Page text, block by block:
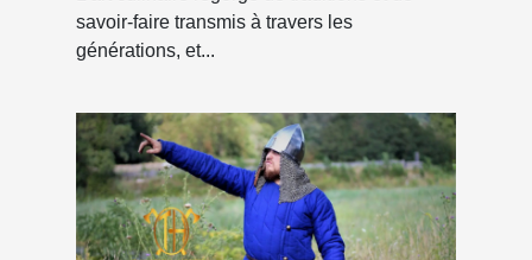
préparer la semoule de
couscous
savoir-faire transmis à travers les
générations, et...